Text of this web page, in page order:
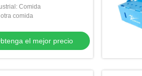
Comida
comida
el mejor precio